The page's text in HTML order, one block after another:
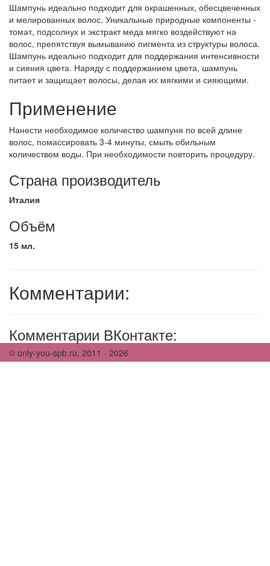
Шампунь идеально подходит для окрашенных, обесцвеченных
и мелированных волос. Уникальные природные компоненты -
томат, подсолнух и экстракт меда мягко воздействуют на
волос, препятствуя вымыванию пигмента из структуры волоса.
Шампунь идеально подходит для поддержания интенсивности
и сияния цвета. Наряду с поддержанием цвета, шампунь
питает и защищает волосы, делая их мягкими и сияющими.
Применение
Нанести необходимое количество шампуня по всей длине
волос, помассировать 3-4 минуты, смыть обильным
количеством воды. При необходимости повторить процедуру.
Страна производитель
Италия
Объём
15 мл.
Комментарии:
Комментарии ВКонтакте:
© only-you-spb.ru, 2011 - 2026